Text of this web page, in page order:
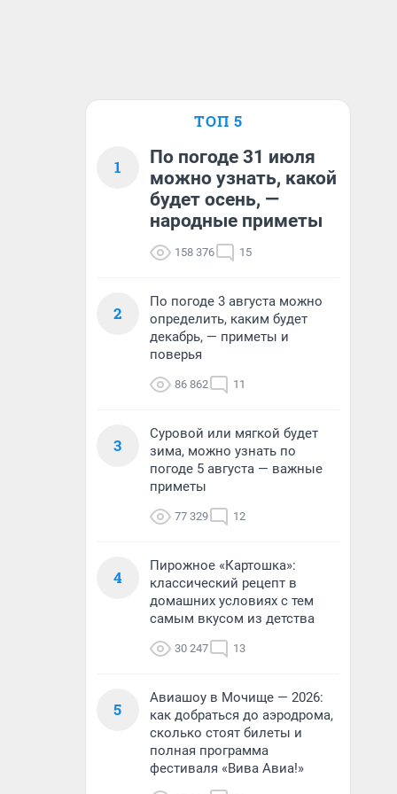
ТОП 5
1
По погоде 31 июля
можно узнать, какой
будет осень, —
народные приметы
158 376 15
2
По погоде 3 августа можно
определить, каким будет
декабрь, — приметы и
поверья
86 862 11
3
Суровой или мягкой будет
зима, можно узнать по
погоде 5 августа — важные
приметы
77 329 12
4
Пирожное «Картошка»:
классический рецепт в
домашних условиях с тем
самым вкусом из детства
30 247 13
5
Авиашоу в Мочище — 2026:
как добраться до аэродрома,
сколько стоят билеты и
полная программа
фестиваля «Вива Авиа!»